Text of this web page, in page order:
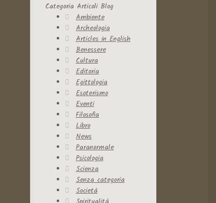
Categoria Articoli Blog
Ambiente
Archeologia
Articles in English
Benessere
Cultura
Editoria
Egittologia
Esoterismo
Eventi
Filosofia
Libro
News
Paranormale
Psicologia
Scienza
Senza categoria
Società